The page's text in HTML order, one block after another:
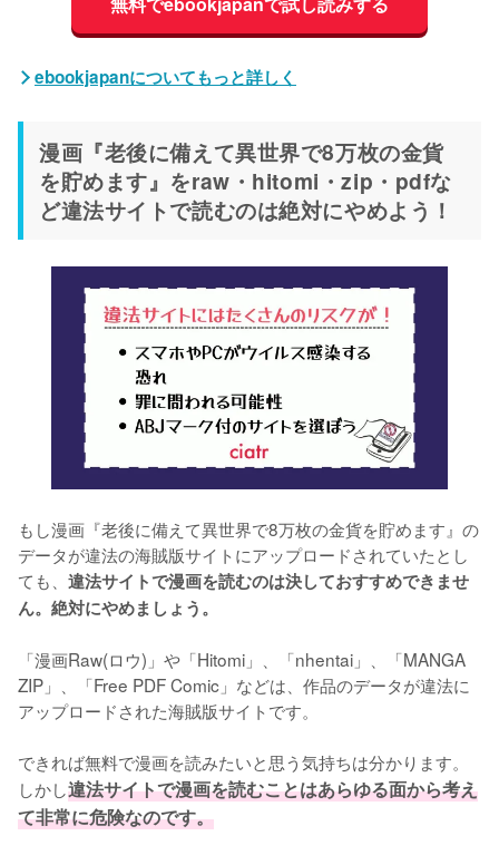
ebookjapanについてもっと詳しく
漫画『老後に備えて異世界で8万枚の金貨
を貯めます』をraw・hitomi・zip・pdfな
ど違法サイトで読むのは絶対にやめよう！
もし漫画『老後に備えて異世界で8万枚の金貨を貯めます』の
データが違法の海賊版サイトにアップロードされていたとし
ても、 違法サイトで漫画を読むのは決しておすすめできませ
ん。絶対にやめましょう。
「漫画Raw(ロウ)」や「Hitomi」、「nhentai」、「MANGA
ZIP」、「Free PDF Comic」などは、作品のデータが違法に
アップロードされた海賊版サイトです。
できれば無料で漫画を読みたいと思う気持ちは分かります。
しかし違法サイトで漫画を読むことはあらゆる面から考え
て非常に危険なのです。